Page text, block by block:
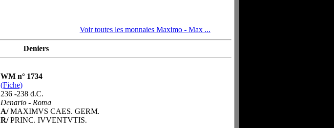
Voir toutes les monnaies Maximo - Max ...
Deniers
WM n° 1734
(Fiche)
236 -238 d.C.
Denario - Roma
A/MAXIMVS CAES. GERM.
R/PRINC. IVVENTVTIS.